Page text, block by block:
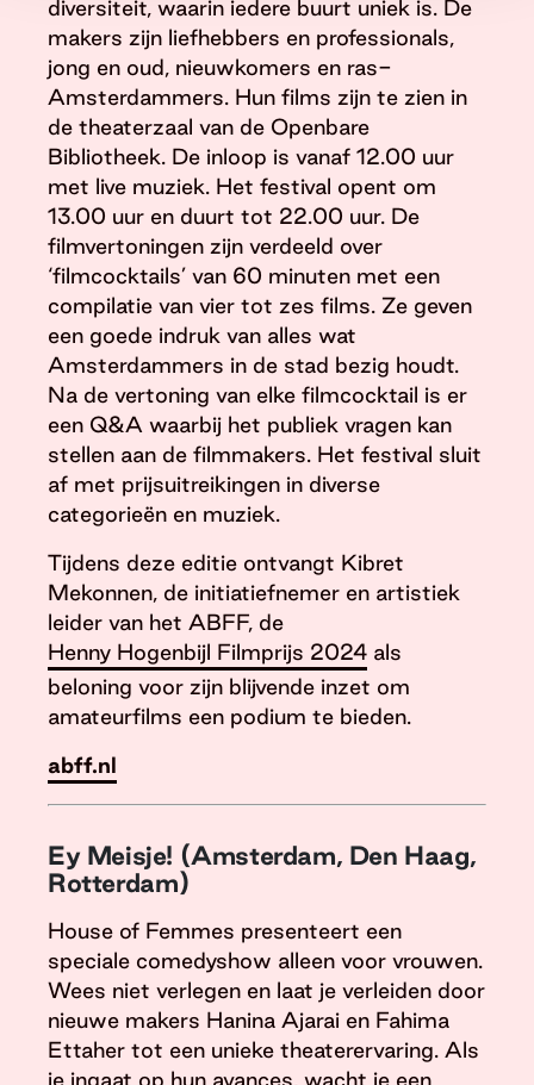
diversiteit, waarin iedere buurt uniek is. De
makers zijn liefhebbers en professionals,
jong en oud, nieuwkomers en ras-
Amsterdammers. Hun films zijn te zien in
de theaterzaal van de Openbare
Bibliotheek. De inloop is vanaf 12.00 uur
met live muziek. Het festival opent om
13.00 uur en duurt tot 22.00 uur. De
filmvertoningen zijn verdeeld over
‘filmcocktails’ van 60 minuten met een
compilatie van vier tot zes films. Ze geven
een goede indruk van alles wat
Amsterdammers in de stad bezig houdt.
Na de vertoning van elke filmcocktail is er
een Q&A waarbij het publiek vragen kan
stellen aan de filmmakers. Het festival sluit
af met prijsuitreikingen in diverse
categorieën en muziek.
Tijdens deze editie ontvangt Kibret
Mekonnen, de initiatiefnemer en artistiek
leider van het ABFF, de
Henny Hogenbijl Filmprijs 2024 als
beloning voor zijn blijvende inzet om
amateurfilms een podium te bieden.
abff.nl
Ey Meisje! (Amsterdam, Den Haag,
Rotterdam)
House of Femmes presenteert een
speciale comedyshow alleen voor vrouwen.
Wees niet verlegen en laat je verleiden door
nieuwe makers Hanina Ajarai en Fahima
Ettaher tot een unieke theaterervaring. Als
je ingaat op hun avances, wacht je een